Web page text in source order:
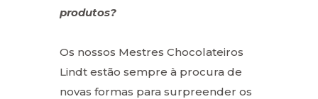
produtos?
Os nossos Mestres Chocolateiros
Lindt estão sempre à procura de
novas formas para surpreender os